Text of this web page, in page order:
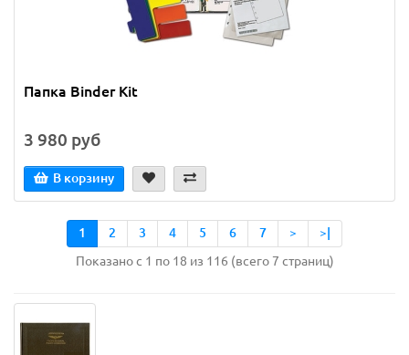
Папка Binder Kit
3 980 руб
В корзину
1 2 3 4 5 6 7 >
>|
Показано с 1 по 18 из 116 (всего 7 страниц)